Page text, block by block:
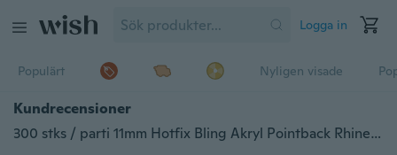
Logga in
Populärt Nyligen visade
Kundrecensioner
300 stks / parti 11mm Hotfix Bling Akryl Pointback Rhinestone knappar Konstgjord plast dekorativa Crystal Strass pärlor